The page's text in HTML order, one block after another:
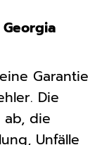
Garantie
Die
ab, die
Unfälle